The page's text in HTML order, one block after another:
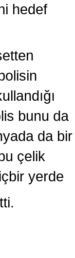
hedef
bunu da
da bir
çelik
yerde